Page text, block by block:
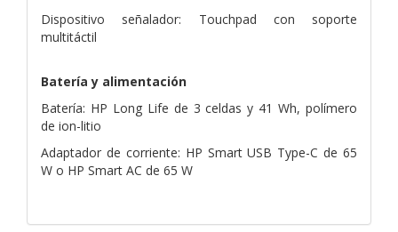
Dispositivo señalador: Touchpad con soporte
multitáctil
Batería y alimentación
Batería: HP Long Life de 3 celdas y 41 Wh, polímero
de ion-litio
Adaptador de corriente: HP Smart USB Type-C de 65
W o HP Smart AC de 65 W